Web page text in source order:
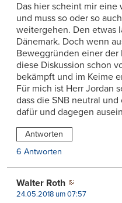
Das hier scheint mir eine
und muss so oder so
weitergehen. Den etwas
Dänemark. Doch wenn
Beweggründen einer der
diese Diskussion schon
bekämpft und im Keime
Für mich ist Herr Jordan
dass die SNB neutral
dafür und dagegen
Antworten
6 Antworten
Walter Roth
24.05.2018 um 07:57